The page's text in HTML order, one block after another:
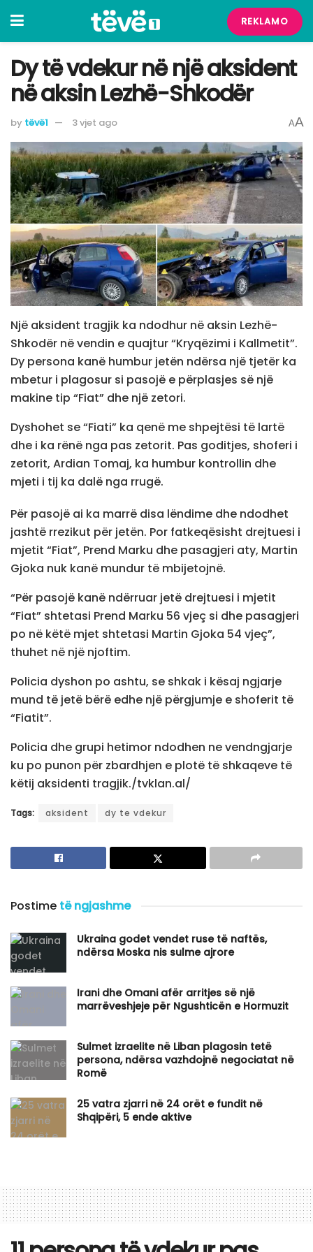
REKLAMO
Dy të vdekur në një aksident
në aksin Lezhë-Shkodër
by tëvë1 3 vjet ago AA
Një aksident tragjik ka ndodhur në aksin Lezhë-
Shkodër në vendin e quajtur “Kryqëzimi i Kallmetit”.
Dy persona kanë humbur jetën ndërsa një tjetër ka
mbetur i plagosur si pasojë e përplasjes së një
makine tip “Fiat” dhe një zetori.
Dyshohet se “Fiati” ka qenë me shpejtësi të lartë
dhe i ka rënë nga pas zetorit. Pas goditjes, shoferi i
zetorit, Ardian Tomaj, ka humbur kontrollin dhe
mjeti i tij ka dalë nga rrugë.
Për pasojë ai ka marrë disa lëndime dhe ndodhet
jashtë rrezikut për jetën. Por fatkeqësisht drejtuesi i
mjetit “Fiat”, Prend Marku dhe pasagjeri aty, Martin
Gjoka nuk kanë mundur të mbijetojnë.
“Për pasojë kanë ndërruar jetë drejtuesi i mjetit
“Fiat” shtetasi Prend Marku 56 vjeç si dhe pasagjeri
po në këtë mjet shtetasi Martin Gjoka 54 vjeç”,
thuhet në një njoftim.
Policia dyshon po ashtu, se shkak i kësaj ngjarje
mund të jetë bërë edhe një përgjumje e shoferit të
“Fiatit”.
Policia dhe grupi hetimor ndodhen ne vendngjarje
ku po punon për zbardhjen e plotë të shkaqeve të
këtij aksidenti tragjik./tvklan.al/
Tags: aksident dy te vdekur
Postime të ngjashme
Ukraina godet vendet ruse të naftës,
ndërsa Moska nis sulme ajrore
Irani dhe Omani afër arritjes së një
marrëveshjeje për Ngushticën e Hormuzit
Sulmet izraelite në Liban plagosin tetë
persona, ndërsa vazhdojnë negociatat në
Romë
25 vatra zjarri në 24 orët e fundit në
Shqipëri, 5 ende aktive